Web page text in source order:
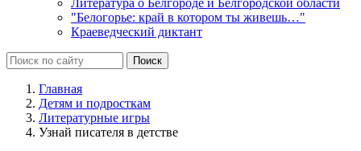
"Белогорье: край в котором ты живешь…"
Краеведческий диктант
Главная
Детям и подросткам
Литературные игры
Узнай писателя в детстве